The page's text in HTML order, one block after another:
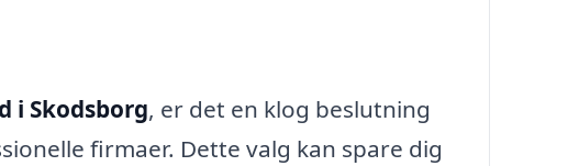
i Skodsborg, er det en klog beslutning
firmaer. Dette valg kan spare dig